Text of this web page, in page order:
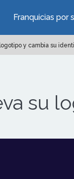
Franquicias por
y cambia su
su